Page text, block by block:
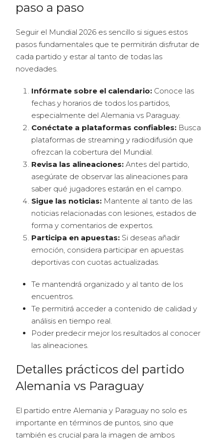
paso a paso
Seguir el Mundial 2026 es sencillo si sigues estos
pasos fundamentales que te permitirán disfrutar de
cada partido y estar al tanto de todas las
novedades.
Infórmate sobre el calendario: Conoce las
fechas y horarios de todos los partidos,
especialmente del Alemania vs Paraguay.
Conéctate a plataformas confiables: Busca
plataformas de streaming y radiodifusión que
ofrezcan la cobertura del Mundial.
Revisa las alineaciones: Antes del partido,
asegúrate de observar las alineaciones para
saber qué jugadores estarán en el campo.
Sigue las noticias: Mantente al tanto de las
noticias relacionadas con lesiones, estados de
forma y comentarios de expertos.
Participa en apuestas: Si deseas añadir
emoción, considera participar en apuestas
deportivas con cuotas actualizadas.
Te mantendrá organizado y al tanto de los
encuentros.
Te permitirá acceder a contenido de calidad y
análisis en tiempo real.
Poder predecir mejor los resultados al conocer
las alineaciones.
Detalles prácticos del partido
Alemania vs Paraguay
El partido entre Alemania y Paraguay no solo es
importante en términos de puntos, sino que
también es crucial para la imagen de ambos